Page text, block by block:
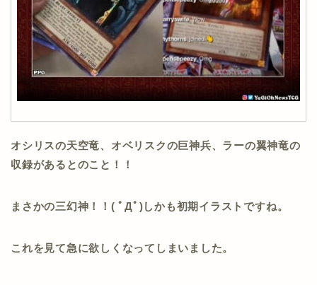
オシリスの天空竜、オベリスクの巨神兵、ラーの翼神竜の
収録があるとのこと！！
まさかの三幻神！！( ﾟДﾟ)しかも初期イラストですね。
これを見て急に欲しくなってしまいました。